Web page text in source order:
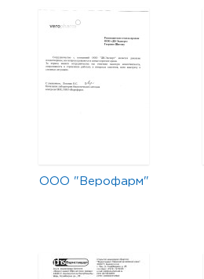
ООО "Верофарм"